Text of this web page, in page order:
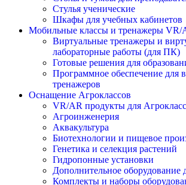
Стулья ученические
Шкафы для учебных кабинетов
Мобильные классы и тренажеры VR/
Виртуальные тренажеры и
лабораторные работы (для ПК)
Готовые решения для
Программное обеспечение для
тренажеров
Оснащение Агроклассов
VR/AR продукты для
Агроинженерия
Аквакультура
Биотехнологии и пищевое
Генетика и селекция растений
Гидропонные установки
Дополнительное оборудование
Комплекты и наборы